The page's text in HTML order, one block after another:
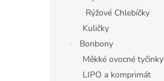
Rýžové Chlebíčky
Kuličky
Bonbony
Měkké ovocné tyčinky
LIPO a komprimát